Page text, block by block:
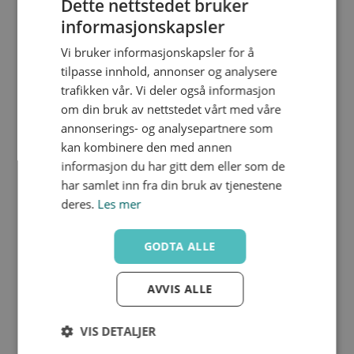
QDEEL-11-063
2420036
63
75
102.0
14.0
50
158.0
80
Dette nettstedet bruker
informasjonskapsler
Vi bruker informasjonskapsler for å
tilpasse innhold, annonser og analysere
trafikken vår. Vi deler også informasjon
om din bruk av nettstedet vårt med våre
annonserings- og analysepartnere som
kan kombinere den med annen
informasjon du har gitt dem eller som de
har samlet inn fra din bruk av tjenestene
deres. Les mer
GODTA ALLE
AVVIS ALLE
VIS DETALJER